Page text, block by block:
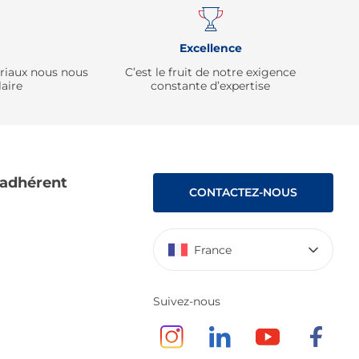
nous nous
Excellence
C’est le fruit de notre exigence
constante d’expertise
CONTACTEZ-NOUS
France
Suivez-nous